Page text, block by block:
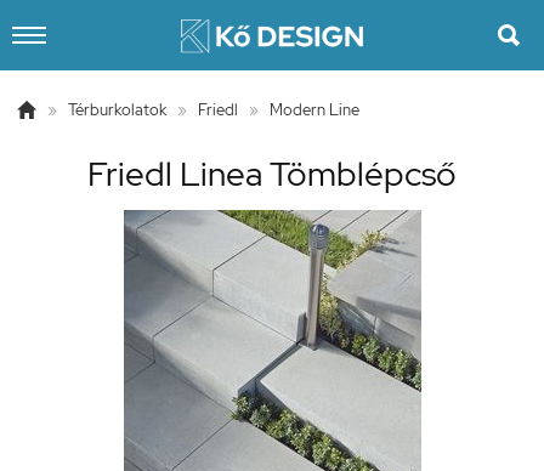

 » Térburkolatok » Friedl » Modern Line
Friedl Linea Tömblépcső